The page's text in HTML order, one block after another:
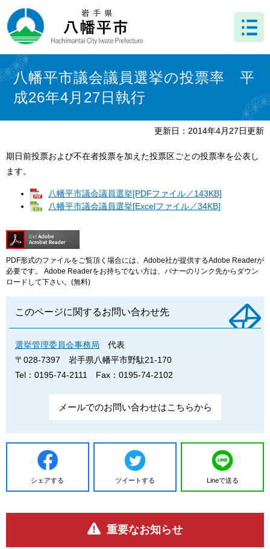
ー
ジ
先
頭
で
ニ
ュ
を
飛
ば
本
文 八幡平市議会議員選挙の投票率 平
成26年4月27日執行
更新日：2014年4月27日更新
期日前投票および不在者投票を加えた投票区ごとの投票率を公表し
ます。
八幡平市議会議員選挙[PDFファイル／143KB]
八幡平市議会議員選挙[Excelファイル／34KB]
PDF形式のファイルをご覧頂く場合には、Adobe社が提供するAdobe Readerが
必要です。
Adobe Readerをお持ちでない方は、バナーのリンク先からダウン
ロードして下さい。(無料)
このページに関するお問い合わせ先
選挙管理委員会事務局
代表
〒028-7397
岩手県八幡平市野駄21-170
Tel：0195-74-2111
Fax：0195-74-2102
メールでのお問い合わせはこちらから
シェアする ツイートする Lineで送る
重要なお知らせ